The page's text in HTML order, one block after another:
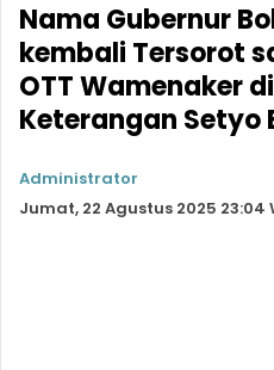
Nama Gubernur
kembali Tersorot
OTT Wamenaker di
Keterangan Setyo
Administrator
Jumat, 22 Agustus 2025 23:04